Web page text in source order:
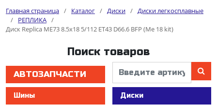
Главная страница / Каталог / Диски / Диски легкосплавные
/
РЕПЛИКА /
Диск Replica ME73 8.5x18 5/112 ET43 D66.6 BFP (Me 18 kit)
Поиск товаров
АВТОЗАПЧАСТИ
Шины Диски